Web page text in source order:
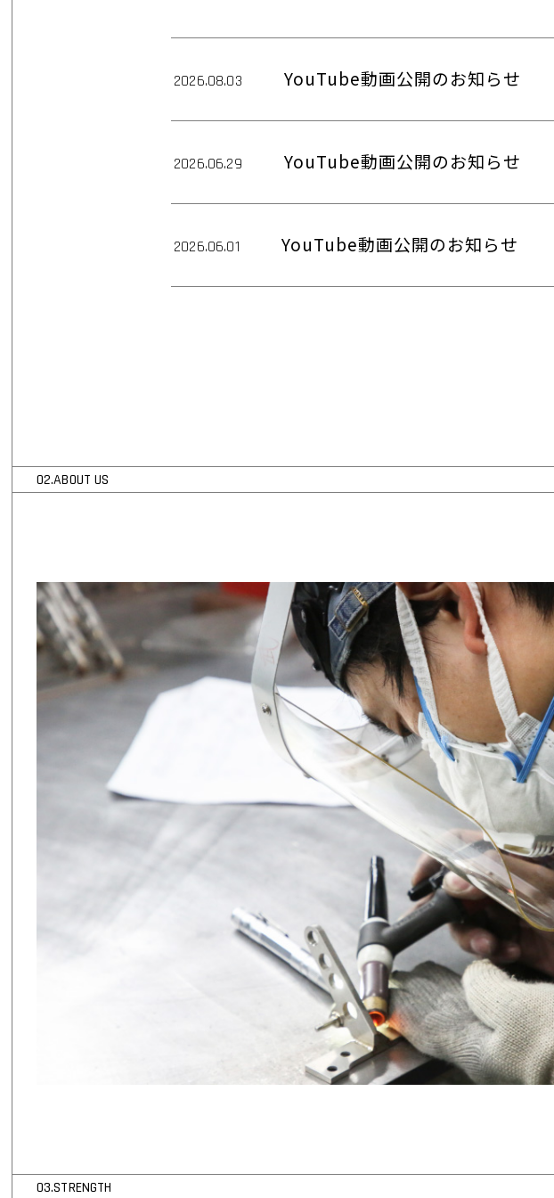
2026.08.03 YouTube動画公開のお知らせ
2026.06.29 YouTube動画公開のお知らせ
2026.06.01 YouTube動画公開のお知らせ
02.ABOUT US
03.STRENGTH